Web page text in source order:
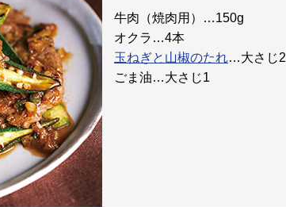
牛肉（焼肉用）…150g
オクラ…4本
玉ねぎと山椒のたれ…大さじ2
ごま油…大さじ1